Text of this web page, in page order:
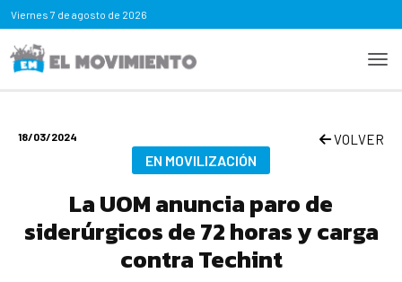
Viernes 7 de agosto de 2026
18/03/2024 VOLVER
EN MOVILIZACIÓN
La UOM anuncia paro de
siderúrgicos de 72 horas y carga
contra Techint